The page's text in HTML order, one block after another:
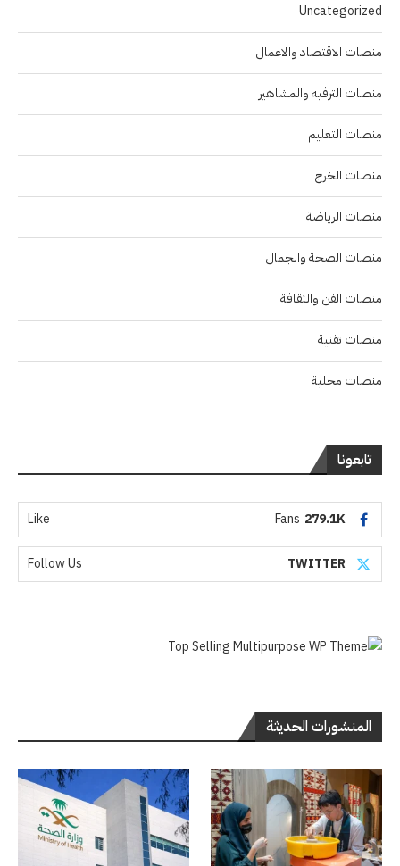
Uncategorized
منصات الاقتصاد والاعمال
منصات الترفيه والمشاهير
منصات التعليم
منصات الخرج
منصات الرياضة
منصات الصحة والجمال
منصات الفن والثقافة
منصات تقنية
منصات محلية
تابعونا
279.1K
Fans
Like
TWITTER
Follow Us
المنشورات الحديثة